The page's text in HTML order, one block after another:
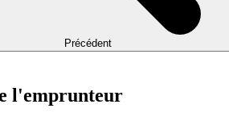
Précédent
l'emprunteur